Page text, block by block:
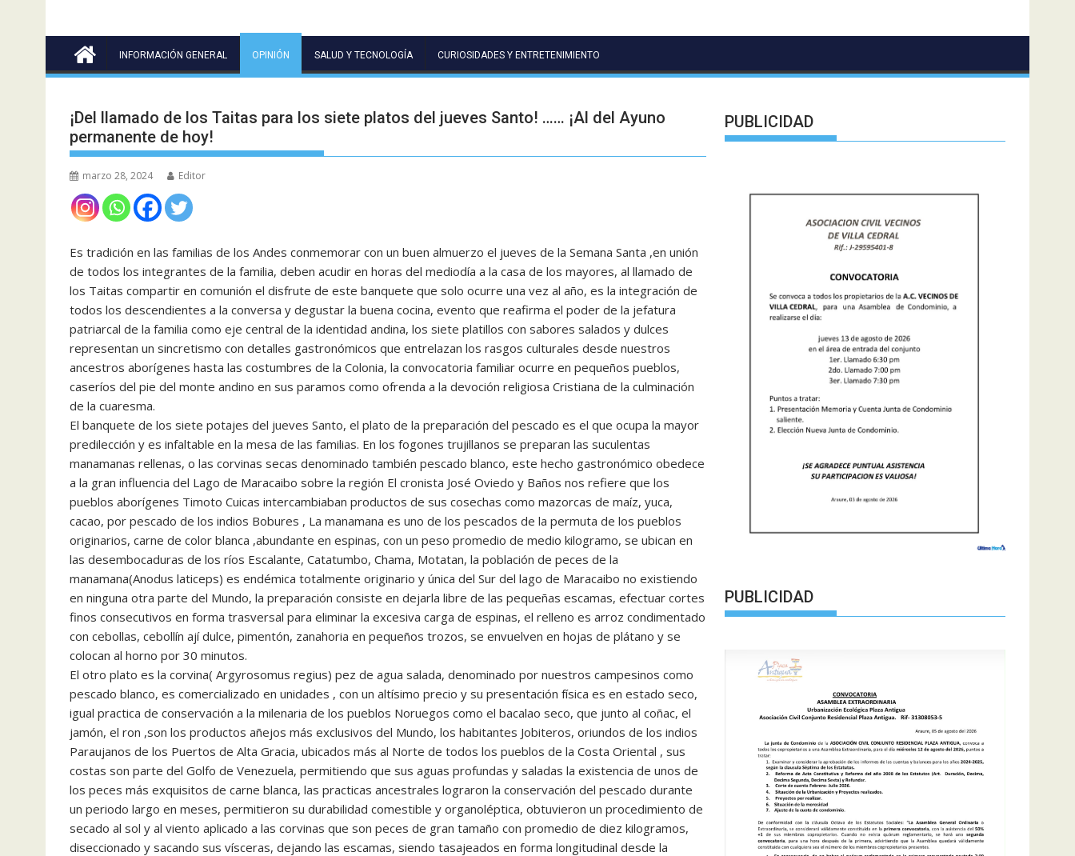
INFORMACIÓN GENERAL OPINIÓN SALUD Y TECNOLOGÍA CURIOSIDADES Y ENTRETENIMIENTO
¡Del llamado de los Taitas para los siete platos del jueves Santo! …… ¡Al del Ayuno
permanente de hoy!
marzo 28, 2024 Editor
Es tradición en las familias de los Andes conmemorar con un buen almuerzo el jueves de la Semana Santa ,en unión
de todos los integrantes de la familia, deben acudir en horas del mediodía a la casa de los mayores, al llamado de
los Taitas compartir en comunión el disfrute de este banquete que solo ocurre una vez al año, es la integración de
todos los descendientes a la conversa y degustar la buena cocina, evento que reafirma el poder de la jefatura
patriarcal de la familia como eje central de la identidad andina, los siete platillos con sabores salados y dulces
representan un sincretismo con detalles gastronómicos que entrelazan los rasgos culturales desde nuestros
ancestros aborígenes hasta las costumbres de la Colonia, la convocatoria familiar ocurre en pequeños pueblos,
caseríos del pie del monte andino en sus paramos como ofrenda a la devoción religiosa Cristiana de la culminación
de la cuaresma.
El banquete de los siete potajes del jueves Santo, el plato de la preparación del pescado es el que ocupa la mayor
predilección y es infaltable en la mesa de las familias. En los fogones trujillanos se preparan las suculentas
manamanas rellenas, o las corvinas secas denominado también pescado blanco, este hecho gastronómico obedece
a la gran influencia del Lago de Maracaibo sobre la región El cronista José Oviedo y Baños nos refiere que los
pueblos aborígenes Timoto Cuicas intercambiaban productos de sus cosechas como mazorcas de maíz, yuca,
cacao, por pescado de los indios Bobures , La manamana es uno de los pescados de la permuta de los pueblos
originarios, carne de color blanca ,abundante en espinas, con un peso promedio de medio kilogramo, se ubican en
las desembocaduras de los ríos Escalante, Catatumbo, Chama, Motatan, la población de peces de la
manamana(Anodus laticeps) es endémica totalmente originario y única del Sur del lago de Maracaibo no existiendo
en ninguna otra parte del Mundo, la preparación consiste en dejarla libre de las pequeñas escamas, efectuar cortes
finos consecutivos en forma trasversal para eliminar la excesiva carga de espinas, el relleno es arroz condimentado
con cebollas, cebollín ají dulce, pimentón, zanahoria en pequeños trozos, se envuelven en hojas de plátano y se
colocan al horno por 30 minutos.
El otro plato es la corvina( Argyrosomus regius) pez de agua salada, denominado por nuestros campesinos como
pescado blanco, es comercializado en unidades , con un altísimo precio y su presentación física es en estado seco,
igual practica de conservación a la milenaria de los pueblos Noruegos como el bacalao seco, que junto al coñac, el
jamón, el ron ,son los productos añejos más exclusivos del Mundo, los habitantes Jobiteros, oriundos de los indios
Paraujanos de los Puertos de Alta Gracia, ubicados más al Norte de todos los pueblos de la Costa Oriental , sus
costas son parte del Golfo de Venezuela, permitiendo que sus aguas profundas y saladas la existencia de unos de
los peces más exquisitos de carne blanca, las practicas ancestrales lograron la conservación del pescado durante
un periodo largo en meses, permitieron su durabilidad comestible y organoléptica, obtuvieron un procedimiento de
secado al sol y al viento aplicado a las corvinas que son peces de gran tamaño con promedio de diez kilogramos,
diseccionado y sacando sus vísceras, dejando las escamas, siendo tasajeados en forma longitudinal desde la
PUBLICIDAD
PUBLICIDAD